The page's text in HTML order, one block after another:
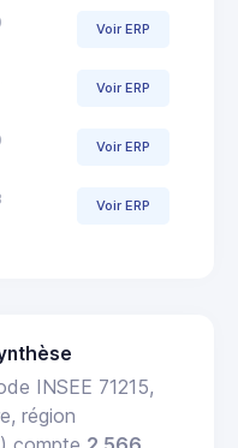
Voir ERP
Voir ERP
Voir ERP
Voir ERP
INSEE 71215,
région